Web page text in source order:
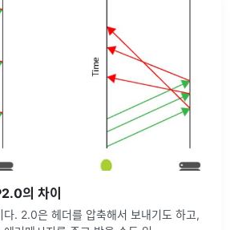
의 차이
다. 2.0은 헤더를 압축해서 보내기도 하고,